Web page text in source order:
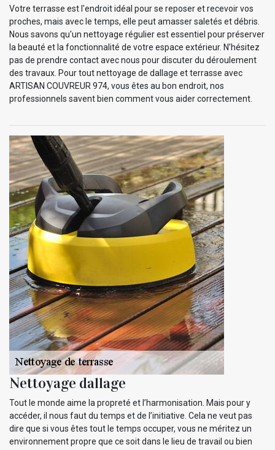
Votre terrasse est l'endroit idéal pour se reposer et recevoir vos
proches, mais avec le temps, elle peut amasser saletés et débris.
Nous savons qu'un nettoyage régulier est essentiel pour préserver
la beauté et la fonctionnalité de votre espace extérieur. N’hésitez
pas de prendre contact avec nous pour discuter du déroulement
des travaux. Pour tout nettoyage de dallage et terrasse avec
ARTISAN COUVREUR 974, vous êtes au bon endroit, nos
professionnels savent bien comment vous aider correctement.
Nettoyage dallage
Tout le monde aime la propreté et l’harmonisation. Mais pour y
accéder, il nous faut du temps et de l’initiative. Cela ne veut pas
dire que si vous êtes tout le temps occuper, vous ne méritez un
environnement propre que ce soit dans le lieu de travail ou bien